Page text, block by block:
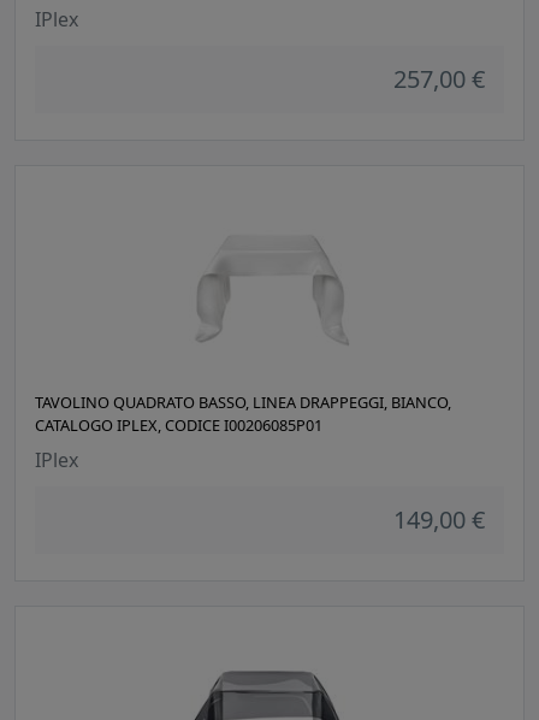
IPlex
257,00 €
TAVOLINO QUADRATO BASSO, LINEA DRAPPEGGI, BIANCO,
CATALOGO IPLEX, CODICE I00206085P01
IPlex
149,00 €